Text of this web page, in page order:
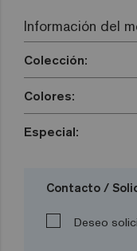
Información del
Colección:
Colores:
Especial:
Contacto /
Deseo